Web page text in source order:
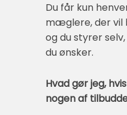
Du får kun
mæglere, der vil
og du styrer
du ønsker.
Hvad gør jeg,
nogen af